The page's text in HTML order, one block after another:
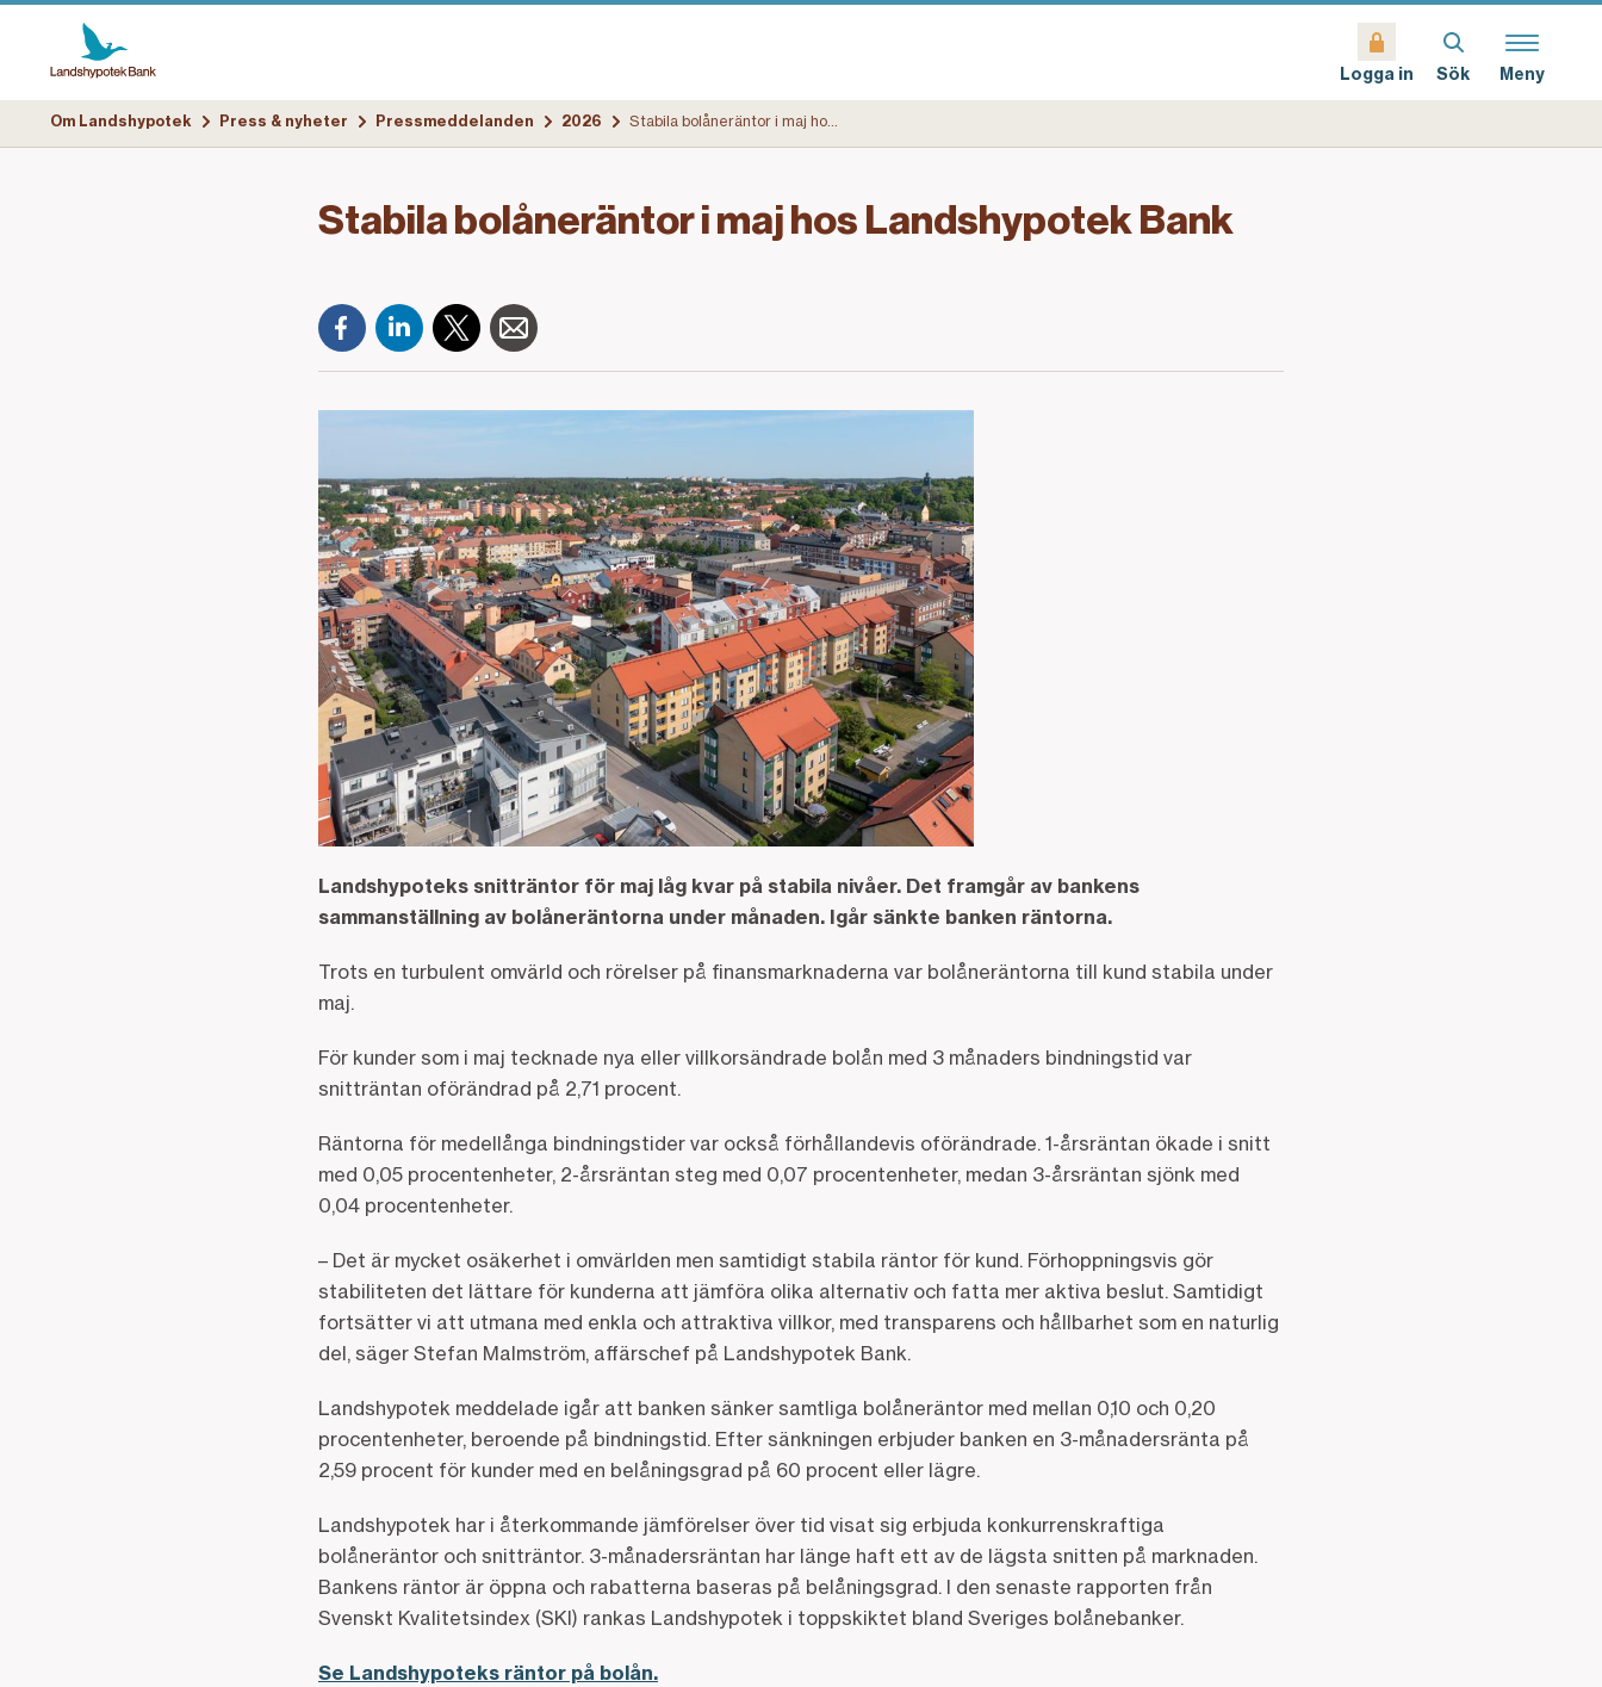
Logga in Sök Meny
Om Landshypotek Press & nyheter Pressmeddelanden 2026 Stabila bolåneräntor i maj hos Landshypotek Bank
Stabila bolåneräntor i maj hos Landshypotek Bank
Landshypoteks snitträntor för maj låg kvar på stabila nivåer. Det framgår av bankens
sammanställning av bolåneräntorna under månaden. Igår sänkte banken räntorna.
Trots en turbulent omvärld och rörelser på finansmarknaderna var bolåneräntorna till kund stabila under
maj.
För kunder som i maj tecknade nya eller villkorsändrade bolån med 3 månaders bindningstid var
snitträntan oförändrad på 2,71 procent.
Räntorna för medellånga bindningstider var också förhållandevis oförändrade. 1-årsräntan ökade i snitt
med 0,05 procentenheter, 2-årsräntan steg med 0,07 procentenheter, medan 3-årsräntan sjönk med
0,04 procentenheter.
– Det är mycket osäkerhet i omvärlden men samtidigt stabila räntor för kund. Förhoppningsvis gör
stabiliteten det lättare för kunderna att jämföra olika alternativ och fatta mer aktiva beslut. Samtidigt
fortsätter vi att utmana med enkla och attraktiva villkor, med transparens och hållbarhet som en naturlig
del, säger Stefan Malmström, affärschef på Landshypotek Bank.
Landshypotek meddelade igår att banken sänker samtliga bolåneräntor med mellan 0,10 och 0,20
procentenheter, beroende på bindningstid. Efter sänkningen erbjuder banken en 3-månadersränta på
2,59 procent för kunder med en belåningsgrad på 60 procent eller lägre.
Landshypotek har i återkommande jämförelser över tid visat sig erbjuda konkurrenskraftiga
bolåneräntor och snitträntor. 3-månadersräntan har länge haft ett av de lägsta snitten på marknaden.
Bankens räntor är öppna och rabatterna baseras på belåningsgrad. I den senaste rapporten från
Svenskt Kvalitetsindex (SKI) rankas Landshypotek i toppskiktet bland Sveriges bolånebanker.
Se Landshypoteks räntor på bolån.